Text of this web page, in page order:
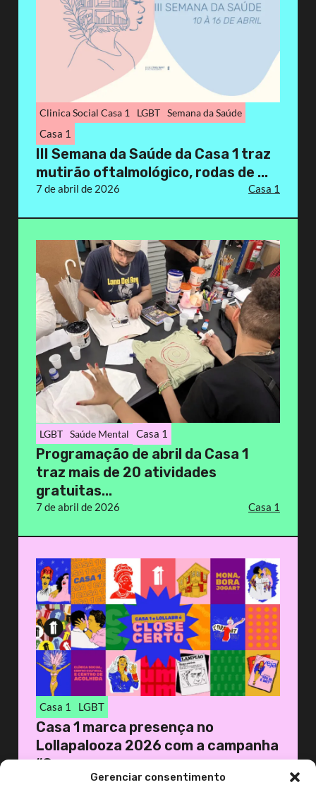
Gerenciar consentimento
Clinica Social Casa 1 LGBT Semana da Saúde
Casa 1
III Semana da Saúde da Casa 1 traz
mutirão oftalmológico, rodas de ...
7 de abril de 2026 Casa 1
LGBT Saúde Mental Casa 1
Programação de abril da Casa 1
traz mais de 20 atividades
gratuitas...
7 de abril de 2026 Casa 1
Casa 1 LGBT
Casa 1 marca presença no
Lollapalooza 2026 com a campanha
“Ca...
20 de março de 2026